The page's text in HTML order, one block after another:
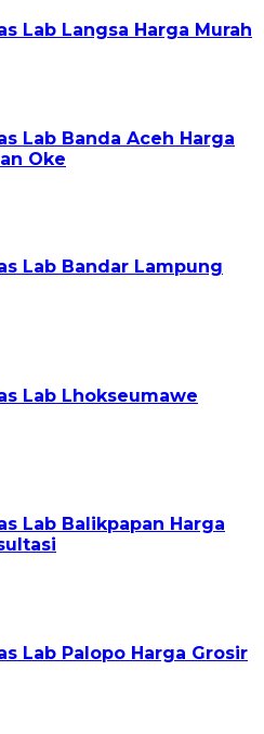
Lab Langsa Harga Murah
Lab Banda Aceh Harga
Oke
Lab Bandar Lampung
Lab Lhokseumawe
Lab Balikpapan Harga
Lab Palopo Harga Grosir